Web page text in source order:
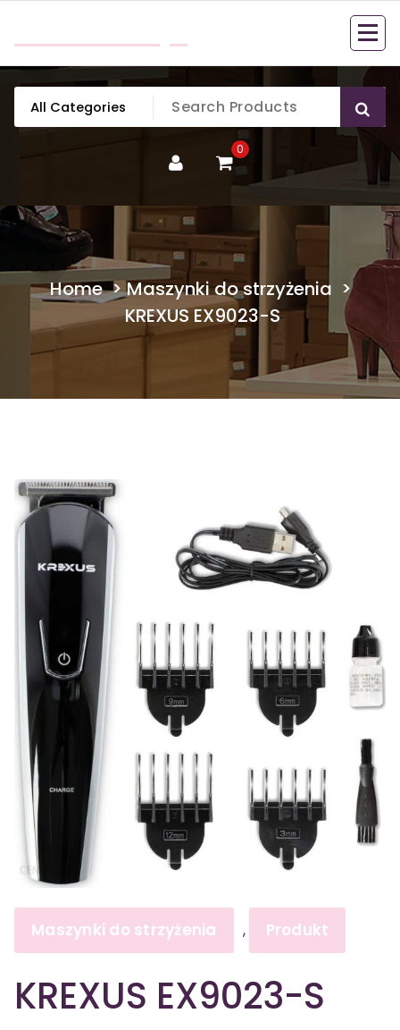
content
0
Home>Maszynki do strzyżenia >
KREXUS EX9023-S
Maszynki do strzyżenia , Produkt
KREXUS EX9023-S